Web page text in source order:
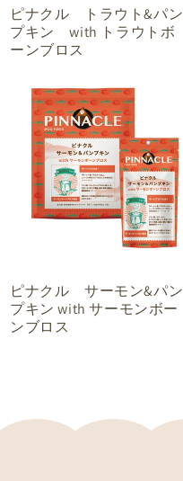
ピナクル トラウト&パン
プキン with トラウトボ
ーンブロス
ピナクル サーモン&パン
プキン with サーモンボー
ンブロス